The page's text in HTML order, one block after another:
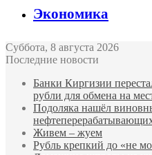
Экономика
Суббота, 8 августа 2026
Последние новости
Банки Киргизии
рубли для обмена на
Подоляка нашёл
Живем – жуем
Рубль крепкий до «не